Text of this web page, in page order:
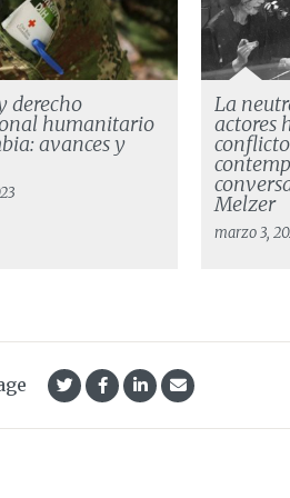
derecho
humanitario
avances y
La
actores
Melzer
marzo 3,